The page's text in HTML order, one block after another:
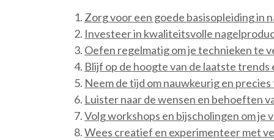
Zorg voor een goede basisopleiding in
Investeer in kwaliteitsvolle
Oefen regelmatig om je technieken te
Blijf op de hoogte van de laatste
Neem de tijd om nauwkeurig en
Luister naar de wensen en behoeften
Volg workshops en bijscholingen om
Wees creatief en experimenteer met